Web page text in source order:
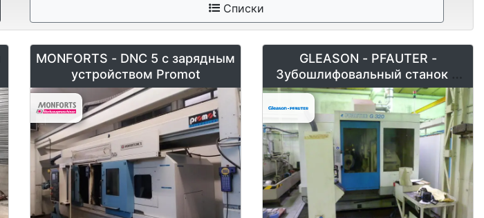
Списки
MONFORTS - DNC 5 с зарядным
устройством Promot
GLEASON - PFAUTER -
Зубошлифовальный станок G
320